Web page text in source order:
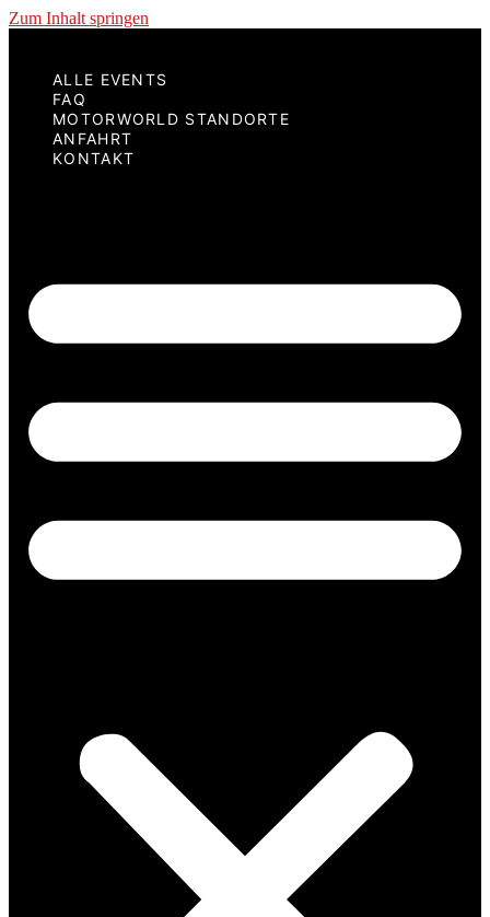
Zum Inhalt springen
ALLE EVENTS
FAQ
MOTORWORLD STANDORTE
ANFAHRT
KONTAKT